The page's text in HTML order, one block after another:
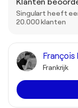
Klanten
Singulart heeft
20.000 klanten
François
Frankrijk